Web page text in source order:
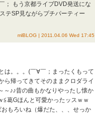
； もう京都ライブDVD発送にな
テSP見ながらプチパーティー
mlBLOG | 2011.04.06 Wed 17:45
は。。。(￣∀￣；まったくもって
ら帰ってきてそのままクロダライ
～♪♪昔の曲もかなりやったし懐か
葛Gほんと可愛かったッスｗｗ
もろいね（爆だた、、、せっか